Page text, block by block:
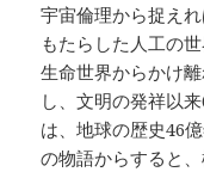
宇宙倫理から捉え
もたらした人工の
生命世界からかけ
し、文明の発祥以
は、地球の歴史46
の物語からすると